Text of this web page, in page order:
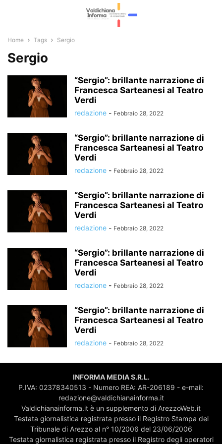
Home Tags Sergio
Sergio
“Sergio”: brillante narrazione di
Francesca Sarteanesi al Teatro
Verdi
redazione - Febbraio 28, 2022
“Sergio”: brillante narrazione di
Francesca Sarteanesi al Teatro
Verdi
redazione - Febbraio 28, 2022
“Sergio”: brillante narrazione di
Francesca Sarteanesi al Teatro
Verdi
redazione - Febbraio 28, 2022
“Sergio”: brillante narrazione di
Francesca Sarteanesi al Teatro
Verdi
redazione - Febbraio 28, 2022
“Sergio”: brillante narrazione di
Francesca Sarteanesi al Teatro
Verdi
redazione - Febbraio 28, 2022
INFORMA MEDIA S.R.L.
P.IVA: 02378340513 - Numero REA: AR-206189 - e-mail:
redazione@valdichianainforma.it
Valdichianainforma.it è un supplemento di ArezzoWeb.it
Testata giornalistica registrata presso il Registro Stampa del
Tribunale di Arezzo al n° 10/2006 del 23/06/2006
Testata giornalistica registrata presso il Registro degli operatori